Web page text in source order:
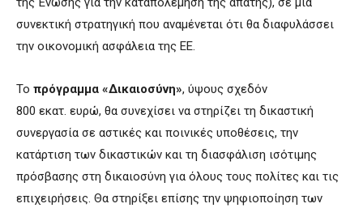
συνεκτική στρατηγική που αναμένεται ότι θα διαφυλάσσει
την οικονομική ασφάλεια της ΕΕ.
Το πρόγραμμα «Δικαιοσύνη», ύψους σχεδόν
800 εκατ. ευρώ, θα συνεχίσει να στηρίζει τη δικαστική
συνεργασία σε αστικές και ποινικές υποθέσεις, την
κατάρτιση των δικαστικών και τη διασφάλιση ισότιμης
πρόσβασης στη δικαιοσύνη για όλους τους πολίτες και τις
επιχειρήσεις. Θα στηρίξει επίσης την ψηφιοποίηση των